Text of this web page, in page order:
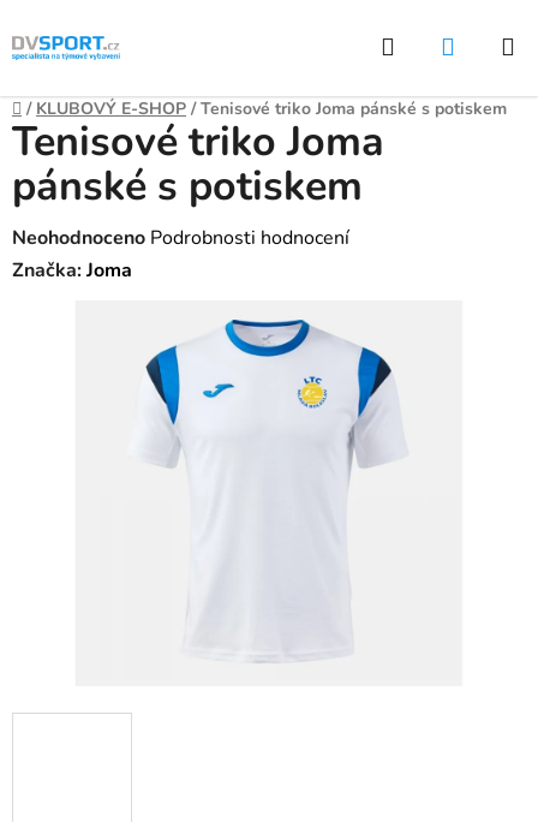
Přejít
na
Hledat
Domů
/ KLUBOVÝ E-SHOP / Tenisové triko Joma pánské s potiskem
Tenisové triko Joma
pánské s potiskem
Průměrné
hodnocení
Neohodnoceno Podrobnosti hodnocení
Značka:Joma